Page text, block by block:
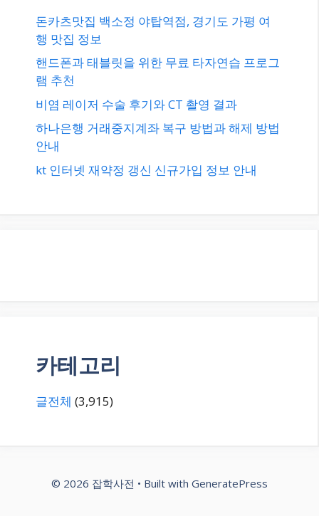
돈카츠맛집 백소정 야탑역점, 경기도 가평 여
행 맛집 정보
핸드폰과 태블릿을 위한 무료 타자연습 프로그
램 추천
비염 레이저 수술 후기와 CT 촬영 결과
하나은행 거래중지계좌 복구 방법과 해제 방법
안내
kt 인터넷 재약정 갱신 신규가입 정보 안내
카테고리
글전체 (3,915)
© 2026 잡학사전 • Built with GeneratePress